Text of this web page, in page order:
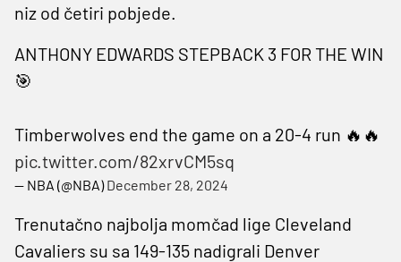
niz od četiri pobjede.
ANTHONY EDWARDS STEPBACK 3 FOR THE WIN
🎯
Timberwolves end the game on a 20-4 run 🔥🔥
pic.twitter.com/82xrvCM5sq
— NBA (@NBA)December 28, 2024
Trenutačno najbolja momčad lige Cleveland
Cavaliers su sa 149-135 nadigrali Denver